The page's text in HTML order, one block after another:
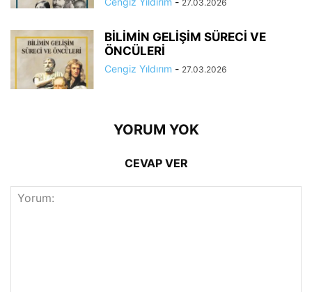
27.03.2026
BİLİMİN GELİŞİM SÜRECİ VE
ÖNCÜLERİ
Cengiz Yıldırım - 27.03.2026
YORUM YOK
CEVAP VER